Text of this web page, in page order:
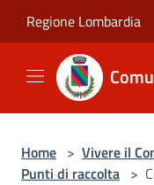
Regione Lombardia
Home > Vivere il
Punti di raccolta >